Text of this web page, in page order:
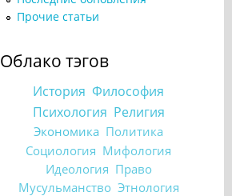
Прочие статьи
Облако тэгов
История Философия
Психология Религия
Экономика Политика
Социология Мифология
Идеология Право
Мусульманство Этнология